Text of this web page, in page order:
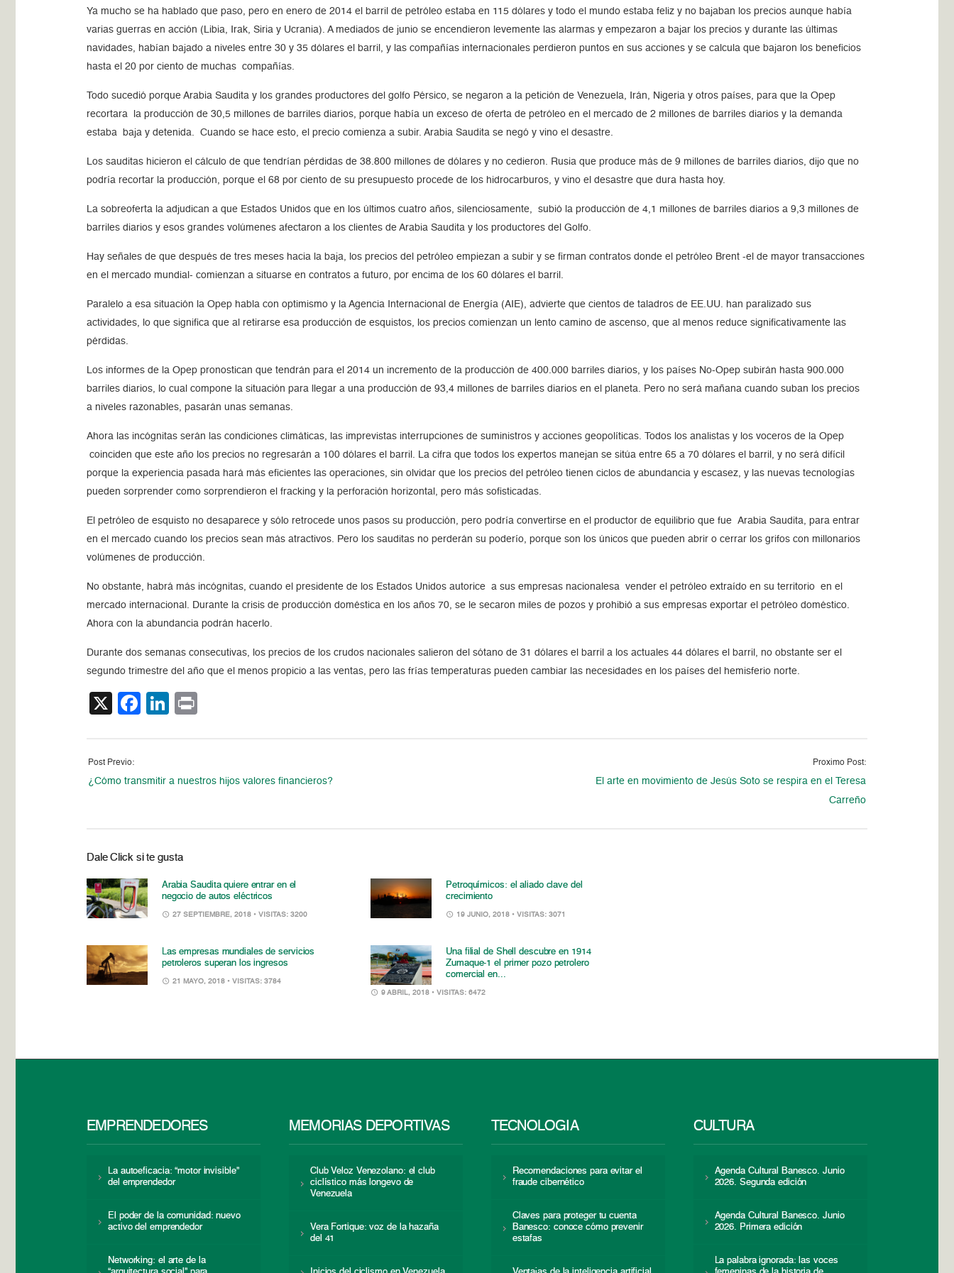
Ya mucho se ha hablado que paso, pero en enero de 2014 el barril de petróleo estaba en 115 dólares y todo el mundo estaba feliz y no bajaban los precios aunque había
varias guerras en acción (Libia, Irak, Siria y Ucrania). A mediados de junio se encendieron levemente las alarmas y empezaron a bajar los precios y durante las últimas
navidades, habían bajado a niveles entre 30 y 35 dólares el barril, y las compañías internacionales perdieron puntos en sus acciones y se calcula que bajaron los beneficios
hasta el 20 por ciento de muchas compañías.
Todo sucedió porque Arabia Saudita y los grandes productores del golfo Pérsico, se negaron a la petición de Venezuela, Irán, Nigeria y otros países, para que la Opep
recortara la producción de 30,5 millones de barriles diarios, porque había un exceso de oferta de petróleo en el mercado de 2 millones de barriles diarios y la demanda
estaba baja y detenida. Cuando se hace esto, el precio comienza a subir. Arabia Saudita se negó y vino el desastre.
Los sauditas hicieron el cálculo de que tendrían pérdidas de 38.800 millones de dólares y no cedieron. Rusia que produce más de 9 millones de barriles diarios, dijo que no
podría recortar la producción, porque el 68 por ciento de su presupuesto procede de los hidrocarburos, y vino el desastre que dura hasta hoy.
La sobreoferta la adjudican a que Estados Unidos que en los últimos cuatro años, silenciosamente, subió la producción de 4,1 millones de barriles diarios a 9,3 millones de
barriles diarios y esos grandes volúmenes afectaron a los clientes de Arabia Saudita y los productores del Golfo.
Hay señales de que después de tres meses hacia la baja, los precios del petróleo empiezan a subir y se firman contratos donde el petróleo Brent -el de mayor transacciones
en el mercado mundial- comienzan a situarse en contratos a futuro, por encima de los 60 dólares el barril.
Paralelo a esa situación la Opep habla con optimismo y la Agencia Internacional de Energía (AIE), advierte que cientos de taladros de EE.UU. han paralizado sus
actividades, lo que significa que al retirarse esa producción de esquistos, los precios comienzan un lento camino de ascenso, que al menos reduce significativamente las
pérdidas.
Los informes de la Opep pronostican que tendrán para el 2014 un incremento de la producción de 400.000 barriles diarios, y los países No-Opep subirán hasta 900.000
barriles diarios, lo cual compone la situación para llegar a una producción de 93,4 millones de barriles diarios en el planeta. Pero no será mañana cuando suban los precios
a niveles razonables, pasarán unas semanas.
Ahora las incógnitas serán las condiciones climáticas, las imprevistas interrupciones de suministros y acciones geopolíticas. Todos los analistas y los voceros de la Opep
coinciden que este año los precios no regresarán a 100 dólares el barril. La cifra que todos los expertos manejan se sitúa entre 65 a 70 dólares el barril, y no será difícil
porque la experiencia pasada hará más eficientes las operaciones, sin olvidar que los precios del petróleo tienen ciclos de abundancia y escasez, y las nuevas tecnologías
pueden sorprender como sorprendieron el fracking y la perforación horizontal, pero más sofisticadas.
El petróleo de esquisto no desaparece y sólo retrocede unos pasos su producción, pero podría convertirse en el productor de equilibrio que fue Arabia Saudita, para entrar
en el mercado cuando los precios sean más atractivos. Pero los sauditas no perderán su poderío, porque son los únicos que pueden abrir o cerrar los grifos con millonarios
volúmenes de producción.
No obstante, habrá más incógnitas, cuando el presidente de los Estados Unidos autorice a sus empresas nacionalesa vender el petróleo extraído en su territorio en el
mercado internacional. Durante la crisis de producción doméstica en los años 70, se le secaron miles de pozos y prohibió a sus empresas exportar el petróleo doméstico.
Ahora con la abundancia podrán hacerlo.
Durante dos semanas consecutivas, los precios de los crudos nacionales salieron del sótano de 31 dólares el barril a los actuales 44 dólares el barril, no obstante ser el
segundo trimestre del año que el menos propicio a las ventas, pero las frías temperaturas pueden cambiar las necesidades en los países del hemisferio norte.
X Facebook
LinkedIn
Post Previo:
¿Cómo transmitir a nuestros hijos valores financieros?
Proximo Post:
El arte en movimiento de Jesús Soto se respira en el Teresa
Carreño
Dale Click si te gusta
Arabia Saudita quiere entrar en el
negocio de autos eléctricos
27 SEPTIEMBRE, 2018 • VISITAS: 3200
Petroquímicos: el aliado clave del
crecimiento
19 JUNIO, 2018 • VISITAS: 3071
Las empresas mundiales de servicios
petroleros superan los ingresos
21 MAYO, 2018 • VISITAS: 3784
Una filial de Shell descubre en 1914
Zumaque-1 el primer pozo petrolero
comercial en...
9 ABRIL, 2018 • VISITAS: 6472
EMPRENDEDORES
La autoeficacia: “motor invisible”
del emprendedor
El poder de la comunidad: nuevo
activo del emprendedor
Networking: el arte de la
MEMORIAS DEPORTIVAS
Club Veloz Venezolano: el club
ciclístico más longevo de
Venezuela
Vera Fortique: voz de la hazaña
del 41
TECNOLOGÍA
Recomendaciones para evitar el
fraude cibernético
Claves para proteger tu cuenta
Banesco: conoce cómo prevenir
estafas
CULTURA
Agenda Cultural Banesco. Junio
2026. Segunda edición
Agenda Cultural Banesco. Junio
2026. Primera edición
La palabra ignorada: las voces